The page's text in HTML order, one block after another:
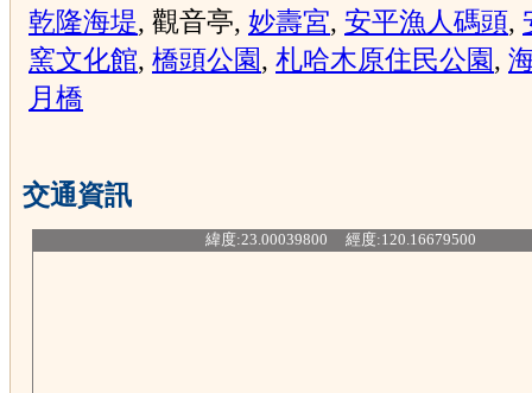
乾隆海堤, 觀音亭, 妙壽宮, 安平漁人碼頭,
窯文化館, 橋頭公園, 札哈木原住民公園,
月橋
交通資訊
緯度:23.00039800 經度:120.16679500